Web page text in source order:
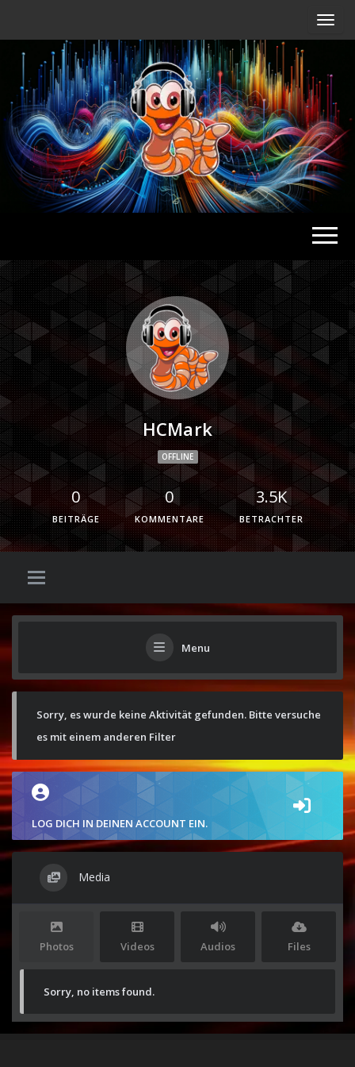
Radio
HCMark
OFFLINE
0
BEITRÄGE
0
KOMMENTARE
3.5K
BETRACHTER
Menu
Sorry, es wurde keine Aktivität gefunden. Bitte versuche
es mit einem anderen Filter
LOG DICH IN DEINEN ACCOUNT EIN.
Media
Photos Videos Audios Files
Sorry, no items found.